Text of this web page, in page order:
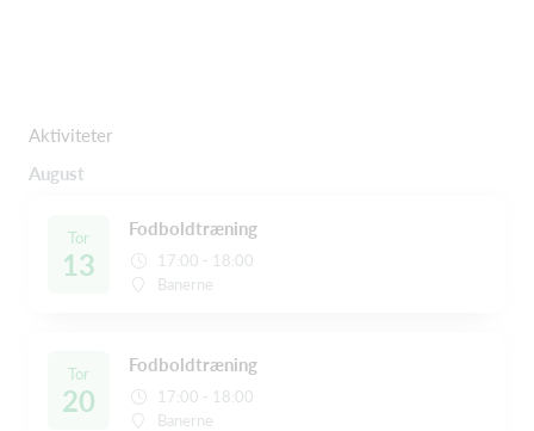
Aktiviteter
August
Tor
13
Fodboldtræning
17:00 - 18:00
Banerne
Tor
20
Fodboldtræning
17:00 - 18:00
Banerne